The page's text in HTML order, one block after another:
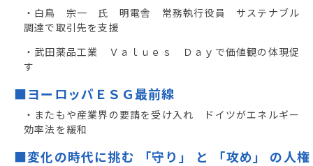
・白鳥 宗一 氏 明電舎 常務執行役員 サステナブル
調達で取引先を支援
・武田薬品工業 Ｖａｌｕｅｓ Ｄａｙで価値観の体現促
す
■ヨーロッパＥＳＧ最前線
・またもや産業界の要請を受け入れ ドイツがエネルギー
効率法を緩和
■変化の時代に挑む 「守り」 と 「攻め」 の人権